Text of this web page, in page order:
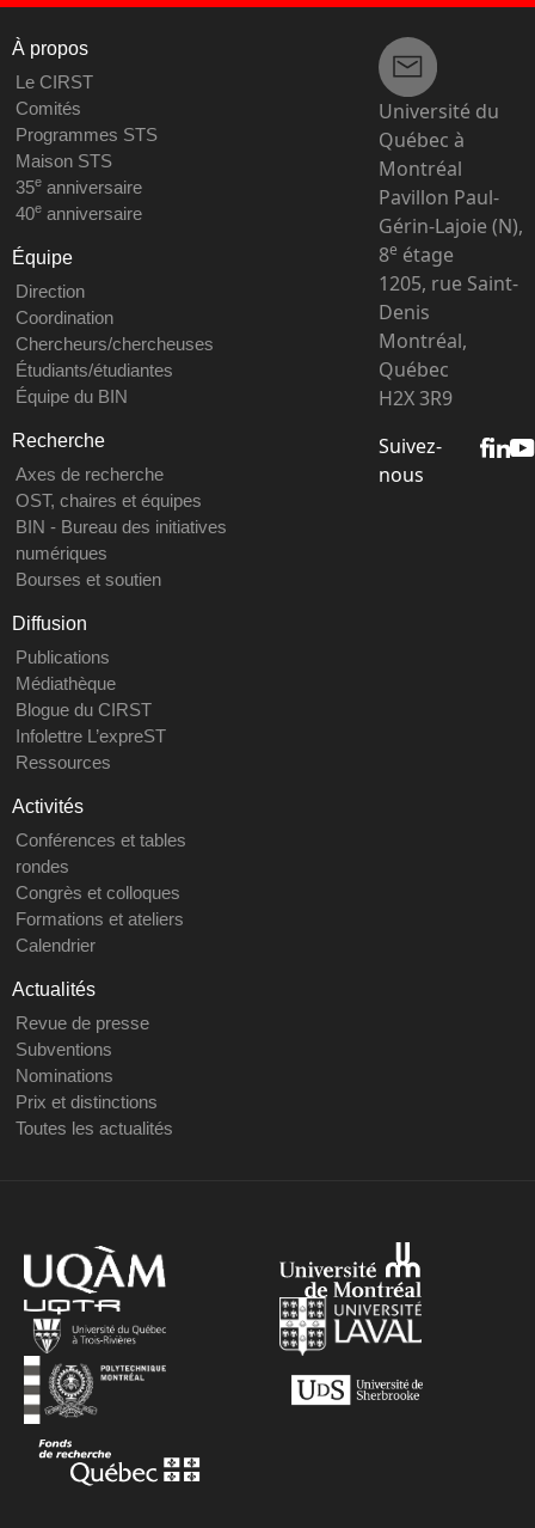
À propos
Le CIRST
Comités
Programmes STS
Maison STS
35eanniversaire
40eanniversaire
Équipe
Direction
Coordination
Chercheurs/chercheuses
Étudiants/étudiantes
Équipe du BIN
Recherche
Axes de recherche
OST, chaires et équipes
BIN - Bureau des initiatives
numériques
Bourses et soutien
Diffusion
Publications
Médiathèque
Blogue du CIRST
Infolettre L’expreST
Ressources
Activités
Conférences et tables
rondes
Congrès et colloques
Formations et ateliers
Calendrier
Actualités
Revue de presse
Subventions
Nominations
Prix et distinctions
Toutes les actualités
Université du
Québec à
Montréal
Pavillon Paul-
Gérin-Lajoie (N),
8e étage
1205, rue Saint-
Denis
Montréal,
Québec
H2X 3R9
Suivez-
nous